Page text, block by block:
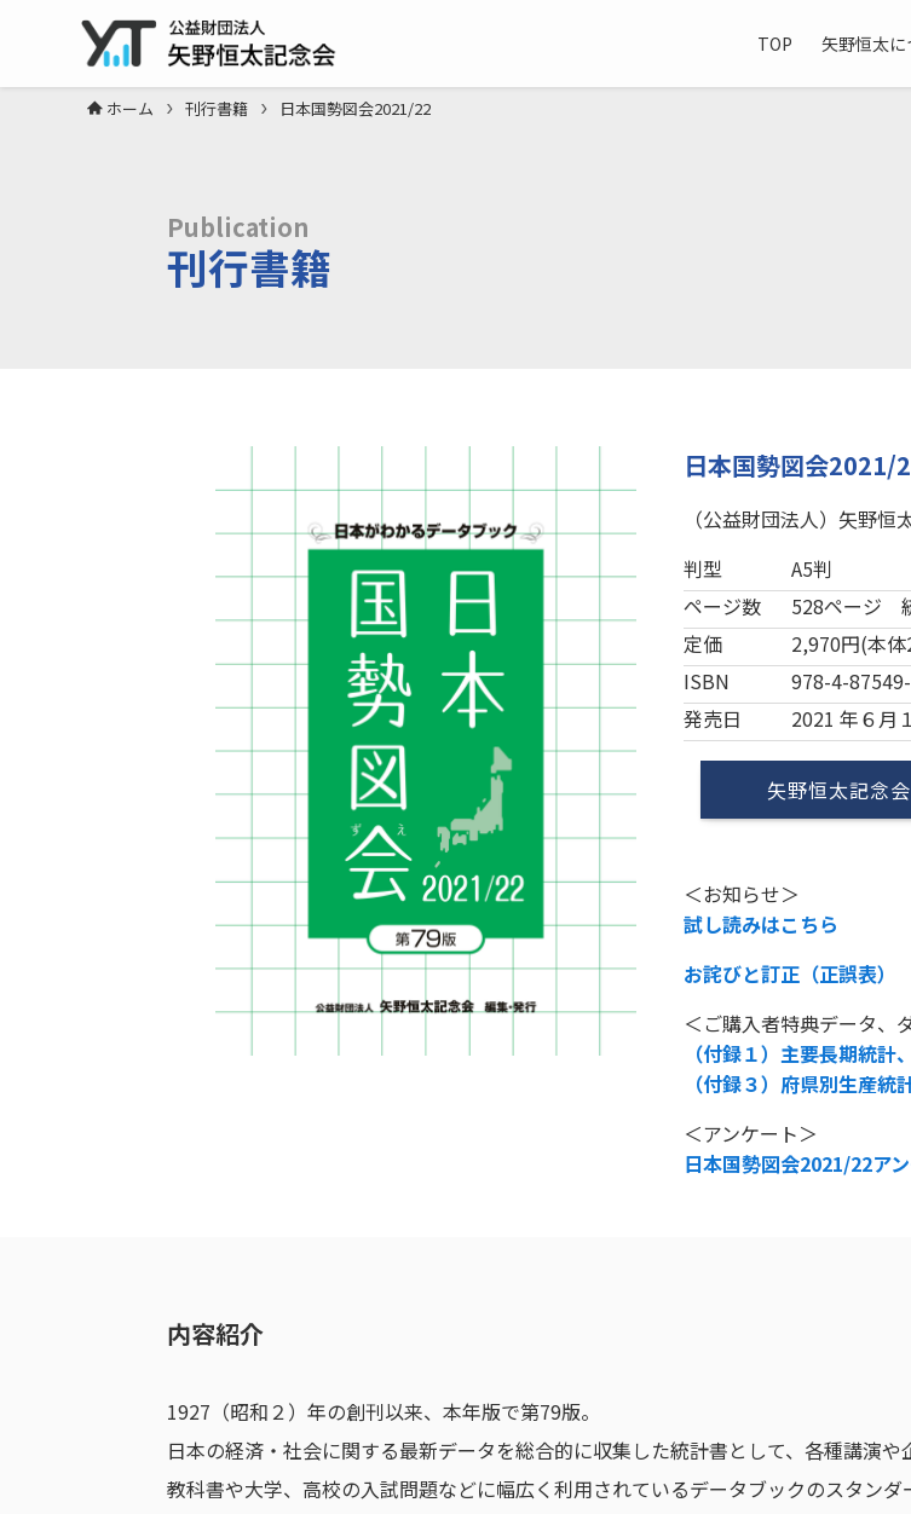
TOP 矢野恒太に
ホーム 刊行書籍 日本国勢図会2021/22
Publication
刊行書籍
日本国勢図会2021/
（公益財団法人）矢野
判型
A5判
ページ数
528ページ
定価
2,970円(本
ISBN
978-4-
発売日
2021 年６月
矢野恒太記念
＜お知らせ＞
試し読みはこちら
お詫びと訂正（正誤表）
＜ご購入者特典データ、
（付録１）主要長期統計
（付録３）府県別生産統
＜アンケート＞
日本国勢図会2021/22ア
内容紹介
1927（昭和２）年の創刊以来、本年版で第79版。
日本の経済・社会に関する最新データを総合的に収集した統計書として、各種講演や
教科書や大学、高校の入試問題などに幅広く利用されているデータブックのスタンダ